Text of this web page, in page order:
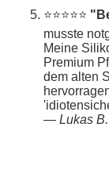
⭐⭐⭐⭐⭐
musste
Meine
Premium
dem alten
— Lukas B.